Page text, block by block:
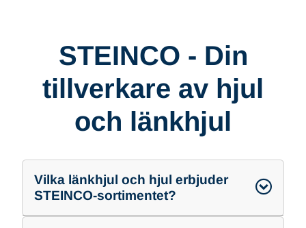
STEINCO - Din
tillverkare av hjul
och länkhjul
Vilka länkhjul och hjul erbjuder
STEINCO-sortimentet?